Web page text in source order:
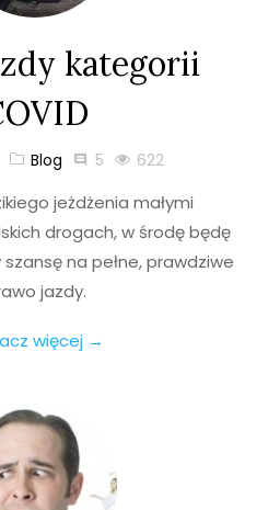
kategorii
Blog 5 622
jeżdżenia małymi
drogach, w środę będę
na pełne, prawdziwe
jazdy.
więcej →